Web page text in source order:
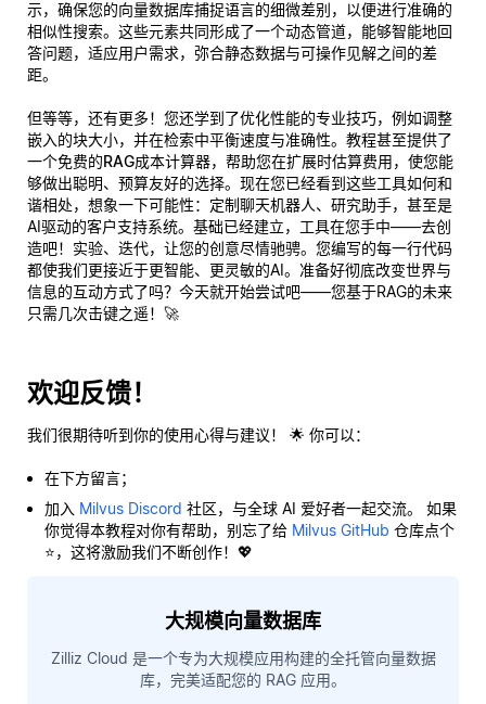
示，确保您的向量数据库捕捉语言的细微差别，以便进行准确的
相似性搜索。这些元素共同形成了一个动态管道，能够智能地回
答问题，适应用户需求，弥合静态数据与可操作见解之间的差
距。
但等等，还有更多！您还学到了优化性能的专业技巧，例如调整
嵌入的块大小，并在检索中平衡速度与准确性。教程甚至提供了
一个免费的RAG成本计算器，帮助您在扩展时估算费用，使您能
够做出聪明、预算友好的选择。现在您已经看到这些工具如何和
谐相处，想象一下可能性：定制聊天机器人、研究助手，甚至是
AI驱动的客户支持系统。基础已经建立，工具在您手中——去创
造吧！实验、迭代，让您的创意尽情驰骋。您编写的每一行代码
都使我们更接近于更智能、更灵敏的AI。准备好彻底改变世界与
信息的互动方式了吗？今天就开始尝试吧——您基于RAG的未来
只需几次击键之遥！🚀
欢迎反馈！
我们很期待听到你的使用心得与建议！ 🌟 你可以：
在下方留言；
加入 Milvus Discord 社区，与全球 AI 爱好者一起交流。 如果
你觉得本教程对你有帮助，别忘了给 Milvus GitHub 仓库点个
⭐，这将激励我们不断创作！💖
大规模向量数据库
Zilliz Cloud 是一个专为大规模应用构建的全托管向量数据
库，完美适配您的 RAG 应用。